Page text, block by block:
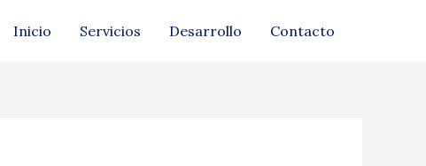
Inicio Servicios Desarrollo Contacto